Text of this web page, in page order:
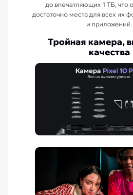
до впечатляющих 1 ТБ, что
достаточно места для всех их
и приложений.
Тройная камера,
качества